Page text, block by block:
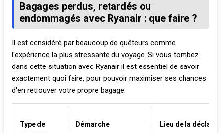
Bagages perdus, retardés ou
endommagés avec Ryanair : que faire ?
Il est considéré par beaucoup de quêteurs comme
l'expérience la plus stressante du voyage. Si vous tombez
dans cette situation avec Ryanair il est essentiel de savoir
exactement quoi faire, pour pouvoir maximiser ses chances
d'en retrouver votre propre bagage.
Type de
Démarche Lieu de la